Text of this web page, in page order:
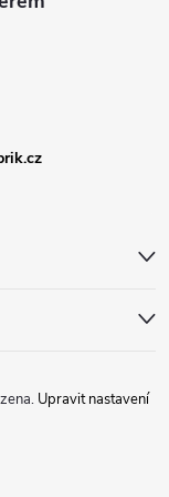
Upravit nastavení